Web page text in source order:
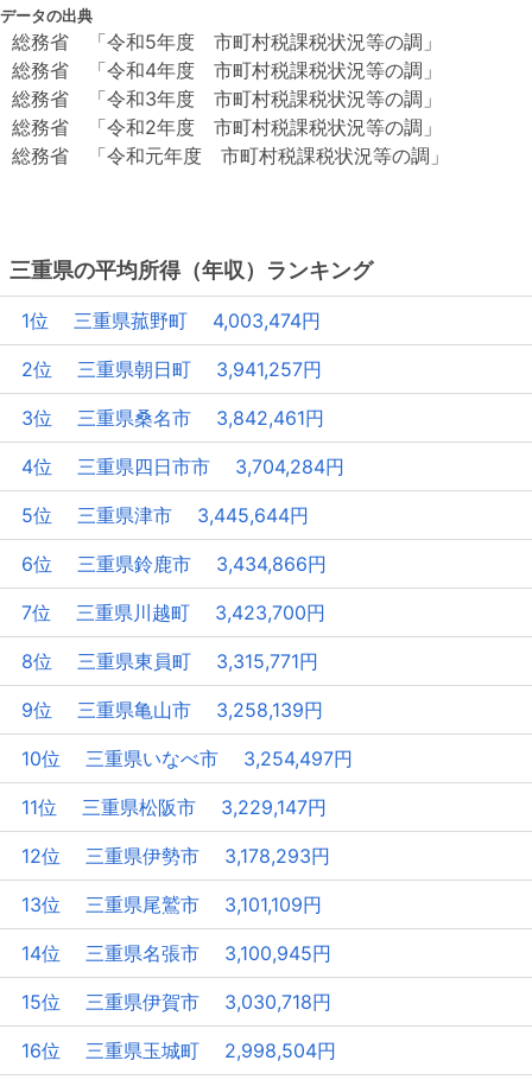
データの出典
総務省 「令和5年度 市町村税課税状況等の調」
総務省 「令和4年度 市町村税課税状況等の調」
総務省 「令和3年度 市町村税課税状況等の調」
総務省 「令和2年度 市町村税課税状況等の調」
総務省 「令和元年度 市町村税課税状況等の調」
三重県の平均所得（年収）ランキング
1位 三重県菰野町 4,003,474円
2位 三重県朝日町 3,941,257円
3位 三重県桑名市 3,842,461円
4位 三重県四日市市 3,704,284円
5位 三重県津市 3,445,644円
6位 三重県鈴鹿市 3,434,866円
7位 三重県川越町 3,423,700円
8位 三重県東員町 3,315,771円
9位 三重県亀山市 3,258,139円
10位 三重県いなべ市 3,254,497円
11位 三重県松阪市 3,229,147円
12位 三重県伊勢市 3,178,293円
13位 三重県尾鷲市 3,101,109円
14位 三重県名張市 3,100,945円
15位 三重県伊賀市 3,030,718円
16位 三重県玉城町 2,998,504円